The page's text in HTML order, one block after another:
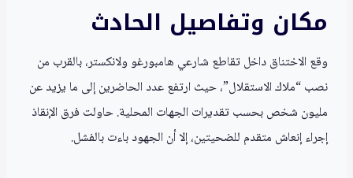
مكان وتفاصيل الحادث
وقع الاختناق داخل تقاطع شارعي هامبورغو ولانكستر، بالقرب من
نصب “ملاك الاستقلال”، حيث ارتفع عدد الحاضرين إلى ما يزيد عن
مليون شخص بحسب تقديرات الجهات المحلية. حاولت فرق الإنقاذ
إجراء إنعاش متقدم للضحيتين، إلا أن الجهود باءت بالفشل.